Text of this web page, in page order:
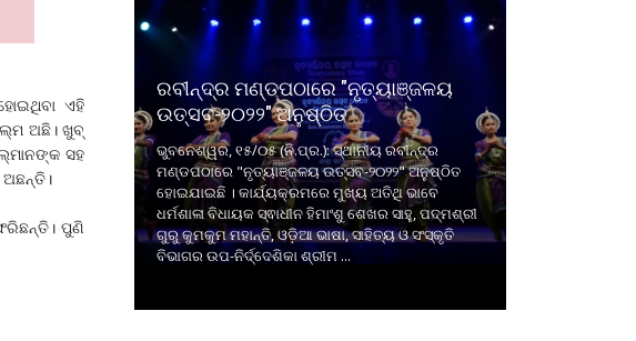
ଏହି
ଅଛି। ଖୁବ୍‌
ସହ
ପୁଣି
ରବୀନ୍ଦ୍ର ମଣ୍ଡପଠାରେ "ନୃତ୍ୟାଞ୍ଜଳୟ
ଉତ୍ସବ-୨୦୨୨" ଅନୁଷ୍ଠିତ
ଭୁବନେଶ୍ୱର, ୧୫/୦୫ (ନି.ପ୍ର.): ସ୍ଥାନୀୟ ରବୀନ୍ଦ୍ର
ମଣ୍ଡପଠାରେ "ନୃତ୍ୟାଞ୍ଜଳୟ ଉତ୍ସବ-୨୦୨୨" ଅନୁଷ୍ଠିତ
ହୋଇଯାଇଛି । କାର୍ଯ୍ୟକ୍ରମରେ ମୁଖ୍ୟ ଅତିଥି ଭାବେ
ଧର୍ମଶାଳା ବିଧାୟକ ସ୍ଵାଧୀନ ହିମାଂଶୁ ଶେଖର ସାହୁ, ପଦ୍ମଶ୍ରୀ
ଗୁରୁ କୁମକୁମ ମହାନ୍ତି, ଓଡ଼ିଆ ଭାଷା, ସାହିତ୍ୟ ଓ ସଂସ୍କୃତି
ବିଭାଗର ଉପ-ନିର୍ଦ୍ଦେଶିକା ଶ୍ରୀମ ...